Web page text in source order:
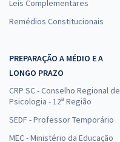
Leis Complementares
Remédios Constitucionais
PREPARAÇÃO A MÉDIO E A
LONGO PRAZO
CRP SC - Conselho Regional de
Psicologia - 12ª Região
SEDF - Professor Temporário
MEC - Ministério da Educação